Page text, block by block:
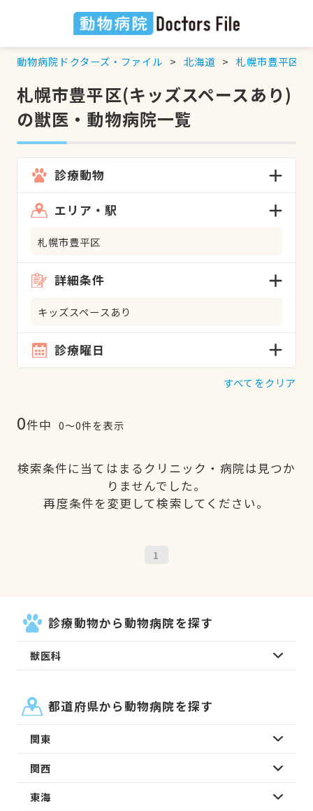
動物病院ドクターズ・ファイル 北海道 札幌市豊平区
札幌市豊平区(キッズスペースあり)
の獣医・動物病院一覧
診療動物
エリア・駅
札幌市豊平区
詳細条件
キッズスペースあり
診療曜日
すべてをクリア
0件中 0〜0件を表示
検索条件に当てはまるクリニック・病院は見つか
りませんでした。
再度条件を変更して検索してください。
1
診療動物から動物病院を探す
獣医科
都道府県から動物病院を探す
関東
関西
東海